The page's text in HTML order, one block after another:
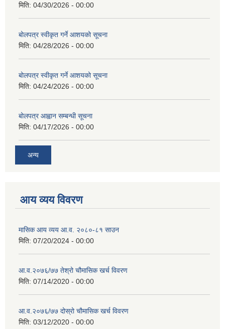
मिति: 04/30/2026 - 00:00
बोलपत्र स्वीकृत गर्ने आशयको सूचना
मिति: 04/28/2026 - 00:00
बोलपत्र स्वीकृत गर्ने आशयको सूचना
मिति: 04/24/2026 - 00:00
बोलपत्र आह्वान सम्बन्धी सूचना
मिति: 04/17/2026 - 00:00
अन्य
आय व्यय विवरण
मासिक आय व्यय आ.व. २०८०-८१ साउन
मिति: 07/20/2024 - 00:00
आ.व.२०७६/७७ तेश्रो चौमासिक खर्च विवरण
मिति: 07/14/2020 - 00:00
आ.व.२०७६/७७ दोस्रो चौमासिक खर्च विवरण
मिति: 03/12/2020 - 00:00